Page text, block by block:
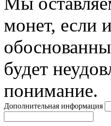
монет, если
будет
понимание.
Дополнительная информация